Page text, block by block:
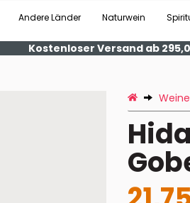
Andere Länder Naturwein
Kostenloser Versand ab
Weine